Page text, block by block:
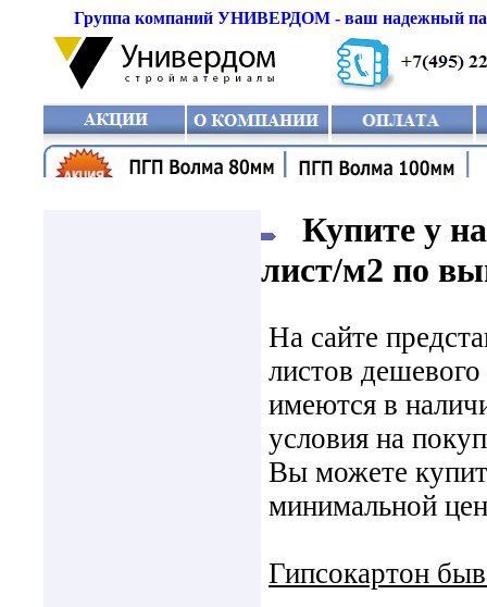
Группа компаний УНИВЕРДОМ - ваш надежный
Купите у
лист/м2 по
На сайте
листов
имеются в
условия на
Вы можете
минимальной
Гипсокартон